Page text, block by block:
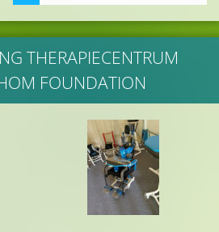
THERAPIECENTRUM
FOUNDATION